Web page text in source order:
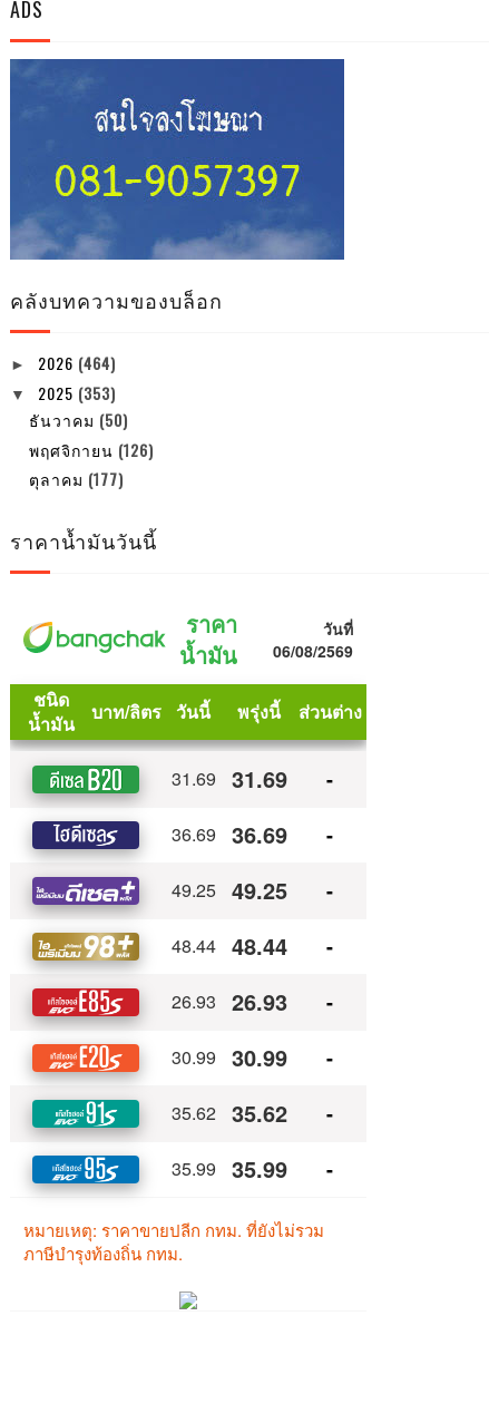
ADS
คลังบทความของบล็อก
► 2026 (464)
▼ 2025 (353)
ธันวาคม (50)
พฤศจิกายน (126)
ตุลาคม (177)
ราคาน้ำมันวันนี้